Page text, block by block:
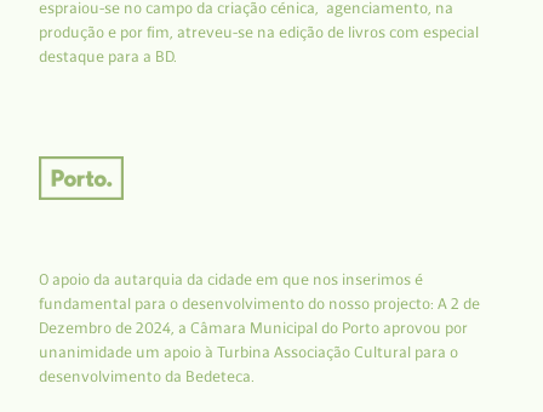
espraiou-se no campo da criação cénica, agenciamento, na
produção e por fim, atreveu-se na edição de livros com especial
destaque para a BD.
O apoio da autarquia da cidade em que nos inserimos é
fundamental para o desenvolvimento do nosso projecto: A 2 de
Dezembro de 2024, a Câmara Municipal do Porto aprovou por
unanimidade um apoio à Turbina Associação Cultural para o
desenvolvimento da Bedeteca.